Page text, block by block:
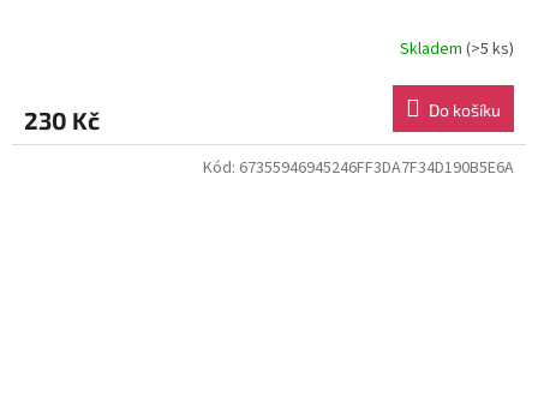
Skladem (>5 ks)
230 Kč Do košíku
Kód: 67355946945246FF3DA7F34D190B5E6A